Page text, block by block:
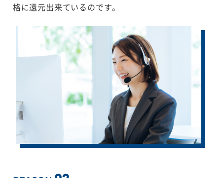
格に還元出来ているのです。